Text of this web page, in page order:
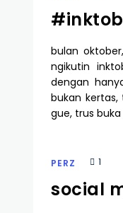
bulan
ngikutin
dengan
bukan
gue, trus
PERZ 1
social